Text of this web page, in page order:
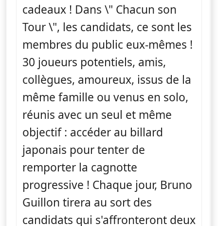
cadeaux ! Dans \" Chacun son
Tour \", les candidats, ce sont les
membres du public eux-mêmes !
30 joueurs potentiels, amis,
collègues, amoureux, issus de la
même famille ou venus en solo,
réunis avec un seul et même
objectif : accéder au billard
japonais pour tenter de
remporter la cagnotte
progressive ! Chaque jour, Bruno
Guillon tirera au sort des
candidats qui s'affronteront deux